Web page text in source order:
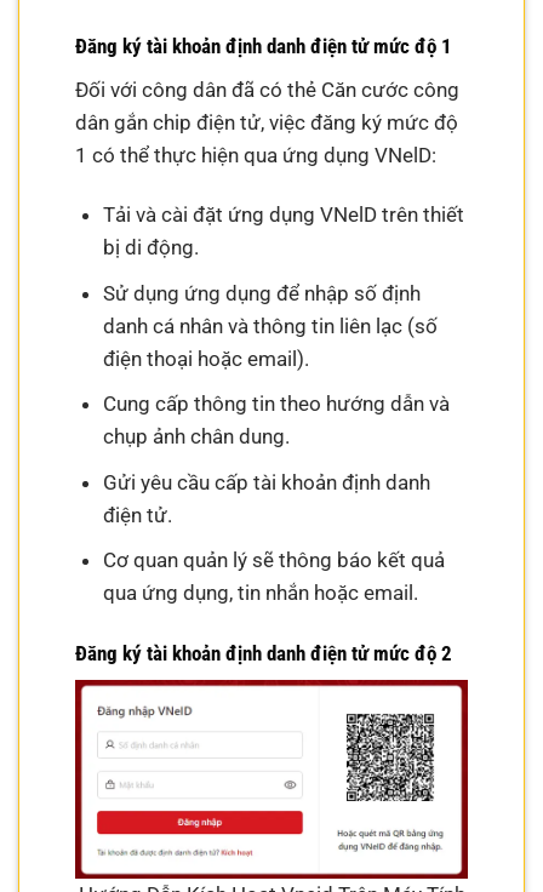
Đăng ký tài khoản định danh điện tử mức độ 1
Đối với công dân đã có thẻ Căn cước công
dân gắn chip điện tử, việc đăng ký mức độ
1 có thể thực hiện qua ứng dụng VNelD:
Tải và cài đặt ứng dụng VNelD trên thiết
bị di động.
Sử dụng ứng dụng để nhập số định
danh cá nhân và thông tin liên lạc (số
điện thoại hoặc email).
Cung cấp thông tin theo hướng dẫn và
chụp ảnh chân dung.
Gửi yêu cầu cấp tài khoản định danh
điện tử.
Cơ quan quản lý sẽ thông báo kết quả
qua ứng dụng, tin nhắn hoặc email.
Đăng ký tài khoản định danh điện tử mức độ 2